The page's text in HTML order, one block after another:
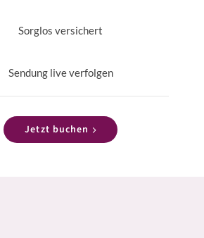
Sorglos versichert
Sendung live verfolgen
Jetzt buchen